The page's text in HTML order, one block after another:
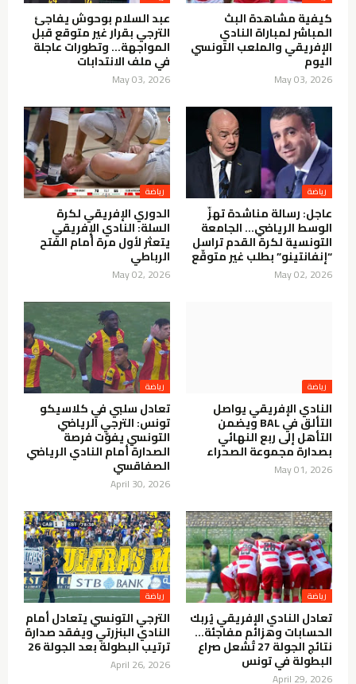
كيفية مشاهدة البث
المباشر لمباراة النادي
الإفريقي والملعب التونسي
اليوم
May 03, 2026
عبد السلام بوحوش يفاجئ
الترجي بقرار غير متوقع قبل
المواجهة… وتطورات عاجلة
في ملف الانتدابات
May 03, 2026
عاجل: رسالة مناشدة تهزّ
الوسط الرياضي… الجامعة
التونسية لكرة القدم تراسل
“إنفانتينو” بطلب غير متوقّع
May 02, 2026
الدوري الإفريقي لكرة
السلة: النادي الإفريقي
يتعثر لأول مرة أمام الفتح
الرباطي
May 02, 2026
النادي الإفريقي يواصل
التألق في BAL ويضمن
التأهل إلى ربع النهائي
بصدارة مجموعة الصحراء
May 01, 2026
تعادل سلبي في كلاسيكو
تونس: الترجي الرياضي
التونسي يفوّت فرصة
الصدارة أمام النادي الرياضي
الصفاقسي
April 30, 2026
تعادل النادي الإفريقي يُربك
الحسابات وهزائم مفاجئة…
نتائج الجولة 27 تُشعل صراع
البطولة في تونس
April 29, 2026
الترجي التونسي يتعادل أمام
النادي البنزرتي ويفقد صدارة
ترتيب البطولة بعد الجولة 26
April 26, 2026